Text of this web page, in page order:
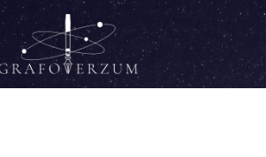
hónap